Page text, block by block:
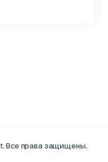
Все права защищены.